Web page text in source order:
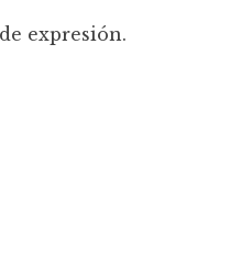
expresión.